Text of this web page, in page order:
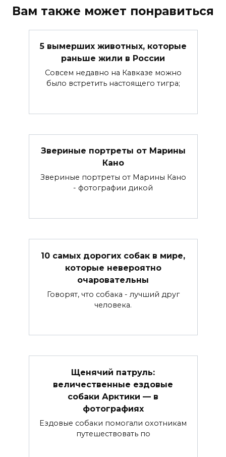
Вам также может понравиться
5 вымерших животных, которые
раньше жили в России
Совсем недавно на Кавказе можно
было встретить настоящего тигра;
Звериные портреты от Марины
Кано
Звериные портреты от Марины Кано
- фотографии дикой
10 самых дорогих собак в мире,
которые невероятно
очаровательны
Говорят, что собака - лучший друг
человека.
Щенячий патруль:
величественные ездовые
собаки Арктики — в
фотографиях
Ездовые собаки помогали охотникам
путешествовать по